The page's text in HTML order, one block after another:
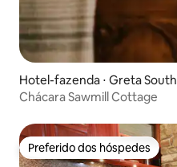
Hotel-fazenda ⋅ Greta South
Chácara Sawmill Cottage
Preferido dos hóspedes
Preferido dos hóspedes